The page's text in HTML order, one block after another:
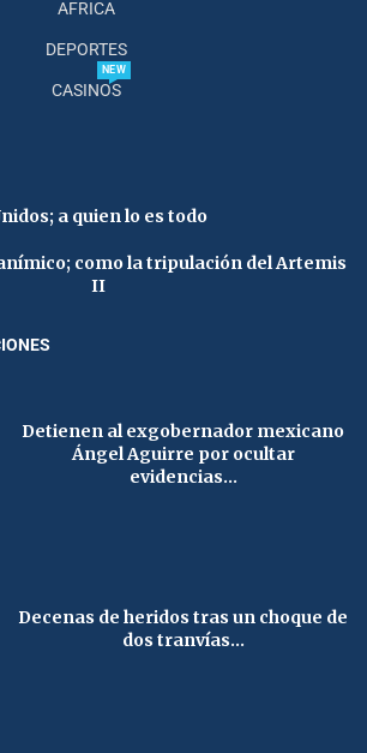
AFRICA
DEPORTES
CASINOS
NEW
a quien lo es todo
como la tripulación del Artemis
II
Detienen al exgobernador mexicano
Ángel Aguirre por ocultar
evidencias...
Decenas de heridos tras un choque de
dos tranvías...